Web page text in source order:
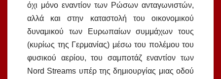
όχι μόνο εναντίον των Ρώσων ανταγωνιστών,
αλλά και στην καταστολή του οικονομικού
δυναμικού των Ευρωπαίων συμμάχων τους
(κυρίως της Γερμανίας) μέσω του πολέμου του
φυσικού αερίου, του σαμποτάζ εναντίον των
Nord Streams υπέρ της δημιουργίας μιας οδού